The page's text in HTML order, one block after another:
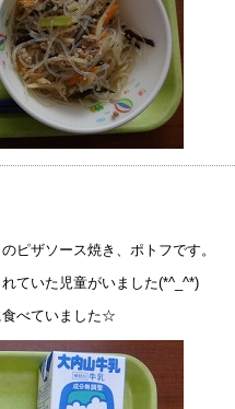
ピザソース焼き、ポトフです。
ていた児童がいました(*^_^*)
食べていました☆